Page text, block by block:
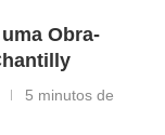
Obra-
5 minutos de